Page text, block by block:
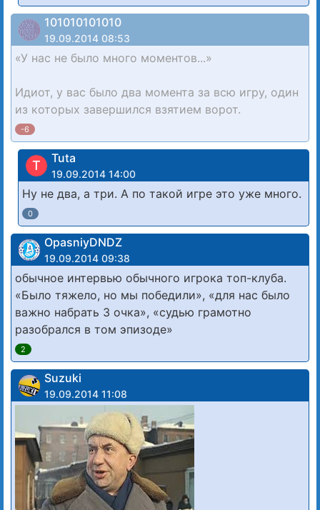
101010101010
19.09.2014 08:53
«У нас не было много моментов...»
Идиот, у вас было два момента за всю игру, один
из которых завершился взятием ворот.
-6
T Tuta
19.09.2014 14:00
Ну не два, а три. А по такой игре это уже много.
0
OpasniyDNDZ
19.09.2014 09:38
обычное интервью обычного игрока топ-клуба.
«Было тяжело, но мы победили», «для нас было
важно набрать 3 очка», «судью грамотно
разобрался в том эпизоде»
2
Suzuki
19.09.2014 11:08